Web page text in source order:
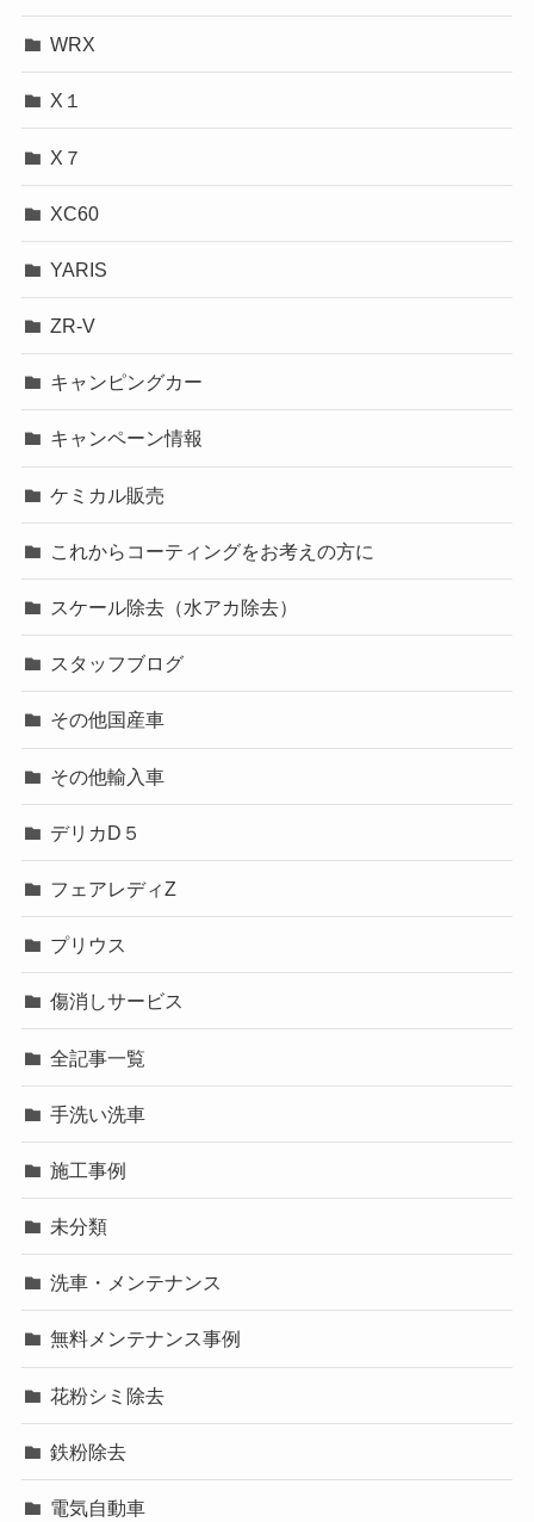
WRX
X１
X７
XC60
YARIS
ZR-V
キャンピングカー
キャンペーン情報
ケミカル販売
これからコーティングをお考えの方に
スケール除去（水アカ除去）
スタッフブログ
その他国産車
その他輸入車
デリカD５
フェアレディZ
プリウス
傷消しサービス
全記事一覧
手洗い洗車
施工事例
未分類
洗車・メンテナンス
無料メンテナンス事例
花粉シミ除去
鉄粉除去
電気自動車